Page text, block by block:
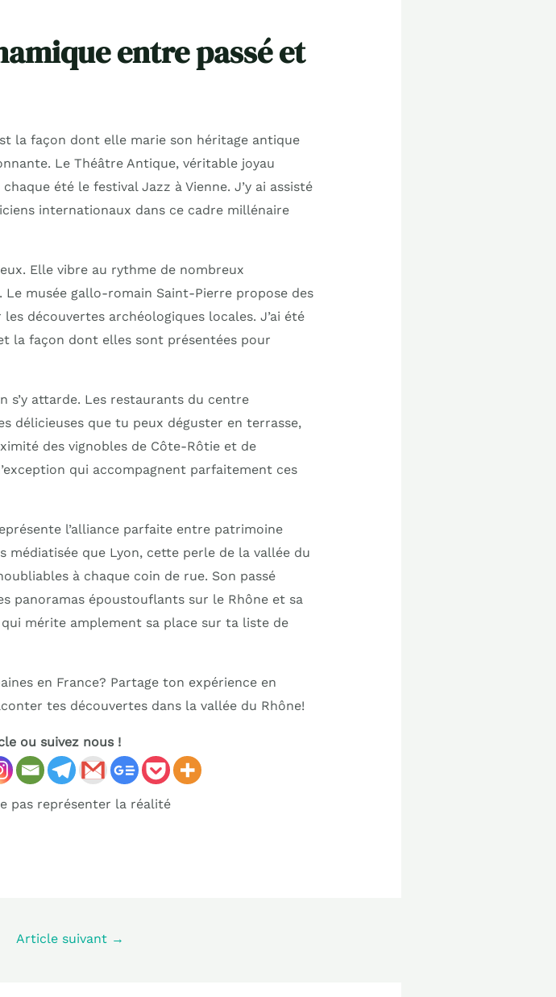
entre passé et
la façon dont elle marie son héritage antique
Le Théâtre Antique, véritable joyau
été le festival Jazz à Vienne. J’y ai assisté
internationaux dans ce cadre millénaire
Elle vibre au rythme de nombreux
musée gallo-romain Saint-Pierre propose des
découvertes archéologiques locales. J’ai été
la façon dont elles sont présentées pour
s’y attarde. Les restaurants du centre
délicieuses que tu peux déguster en terrasse,
des vignobles de Côte-Rôtie et de
qui accompagnent parfaitement ces
l’alliance parfaite entre patrimoine
que Lyon, cette perle de la vallée du
à chaque coin de rue. Son passé
panoramas époustouflants sur le Rhône et sa
mérite amplement sa place sur ta liste de
en France? Partage ton expérience en
tes découvertes dans la vallée du Rhône!
ou suivez nous !
pas représenter la réalité
Article suivant →